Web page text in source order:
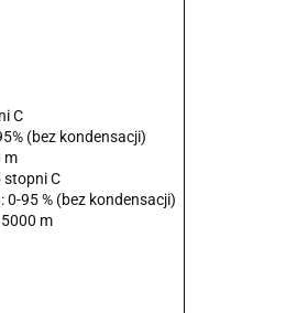
C
(bez kondensacji)
m
stopni C
95 % (bez kondensacji)
m